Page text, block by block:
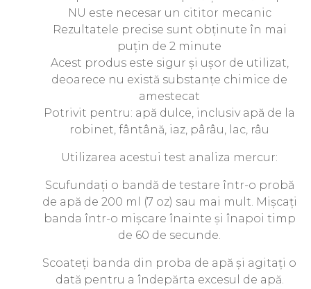
NU este necesar un cititor mecanic
Rezultatele precise sunt obținute în mai
puțin de 2 minute
Acest produs este sigur și ușor de utilizat,
deoarece nu există substanțe chimice de
amestecat
Potrivit pentru: apă dulce, inclusiv apă de la
robinet, fântână, iaz, pârâu, lac, râu
Utilizarea acestui test analiza mercur:
Scufundați o bandă de testare într-o probă
de apă de 200 ml (7 oz) sau mai mult. Mișcați
banda într-o mișcare înainte și înapoi timp
de 60 de secunde.
Scoateți banda din proba de apă și agitați o
dată pentru a îndepărta excesul de apă.